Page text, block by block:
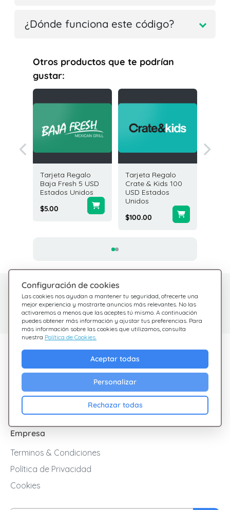
¿Dónde funciona este código?
Otros productos que te podrían
gustar:
Tarjeta Regalo
Baja Fresh 5 USD
Estados Unidos
$5.00
Tarjeta Regalo
Crate & Kids 100
USD Estados
Unidos
$100.00
Configuración de cookies
Las cookies nos ayudan a mantener tu seguridad, ofrecerte una
mejor experiencia y mostrarte anuncios más relevantes. No las
activaremos a menos que las aceptes tú mismo. A continuación
puedes obtener más información y ajustar tus preferencias. Para
más información sobre las cookies que utilizamos, consulta
nuestra Política de Cookies.
Aceptar todas
Personalizar
Rechazar todas
¿Tienes dudas?
Estamos aquí para
ayudarte
Consulta nuestras
preguntas frecuentes
Descubre Giftsy
Ofertas
Cashback
Empresa
Terminos & Condiciones
Política de Privacidad
Cookies